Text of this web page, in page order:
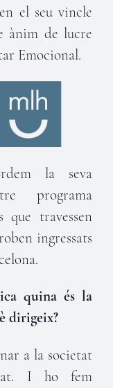
el seu vincle
ànim de lucre
Emocional.
la seva
programa
que travessen
ingressats
quina és la
dirigeix?
a la societat
I ho fem